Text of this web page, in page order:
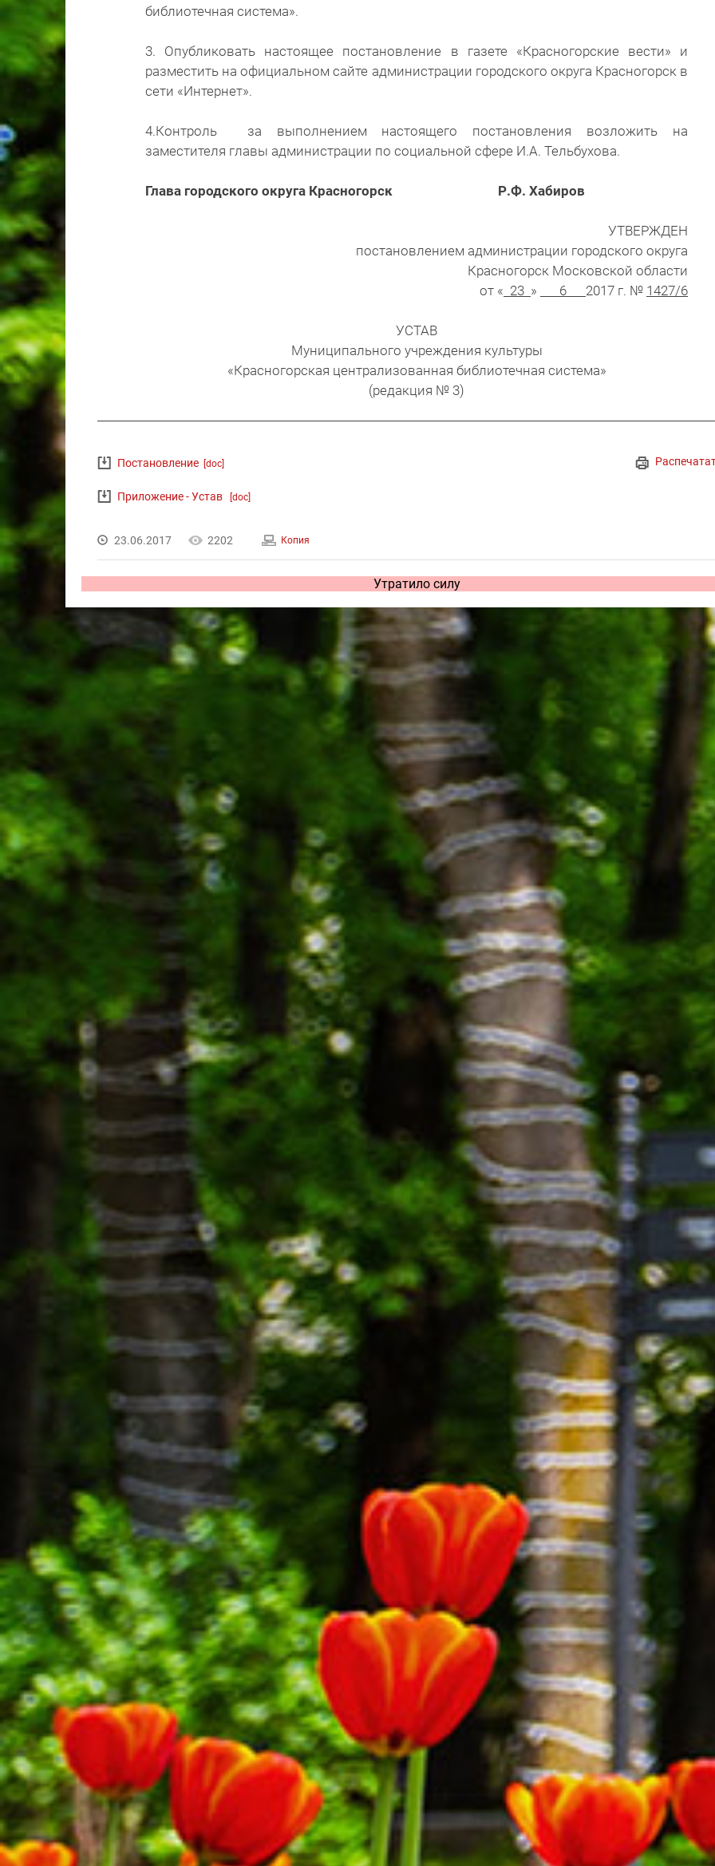
библиотечная система».
3. Опубликовать настоящее постановление в газете «Красногорские вести» и
разместить на официальном сайте администрации городского округа Красногорск в
сети «Интернет».
4.Контроль за выполнением настоящего постановления возложить на
заместителя главы администрации по социальной сфере И.А. Тельбухова.
Глава городского округа Красногорск Р.Ф. Хабиров
УТВЕРЖДЕН
постановлением администрации городского округа
Красногорск Московской области
от « 23 » 6 2017 г. № 1427/6
УСТАВ
Муниципального учреждения культуры
«Красногорская централизованная библиотечная система»
(редакция № 3)
Постановление [doc]
Приложение - Устав [doc]
23.06.2017 2202 Копия
Утратило силу